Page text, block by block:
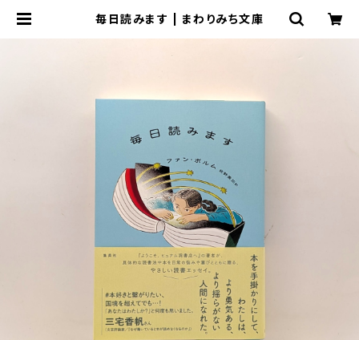
毎日読みます | まわりみち文庫